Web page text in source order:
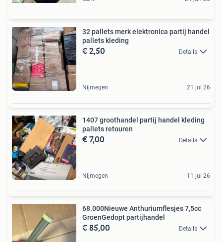
32 pallets merk elektronica partij handel
pallets kleding
€ 2,50 Details
Nijmegen 21 jul 26
1407 groothandel partij handel kleding
pallets retouren
€ 7,00 Details
Nijmegen 11 jul 26
68.000Nieuwe Anthuriumflesjes 7,5cc
GroenGedopt partijhandel
€ 85,00 Details